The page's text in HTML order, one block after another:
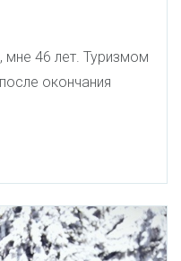
мне 46 лет. Туризмом
окончания